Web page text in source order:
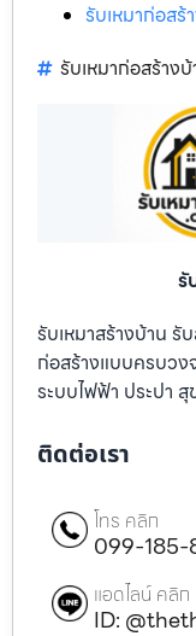
รับเหมาก่อสร้
รับเหมาก่อสร้าง
รั
รับเหมาสร้างบ้าน รั
ก่อสร้างแบบครบวง
ระบบไฟฟ้า ประปา
ติดต่อเรา
โทร คลิก
099-
แอดไลน์ คลิก
ID: